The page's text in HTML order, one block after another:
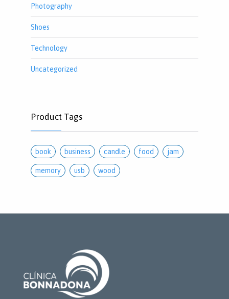
Photography
Shoes
Technology
Uncategorized
Product Tags
book business candle food jam
memory usb wood